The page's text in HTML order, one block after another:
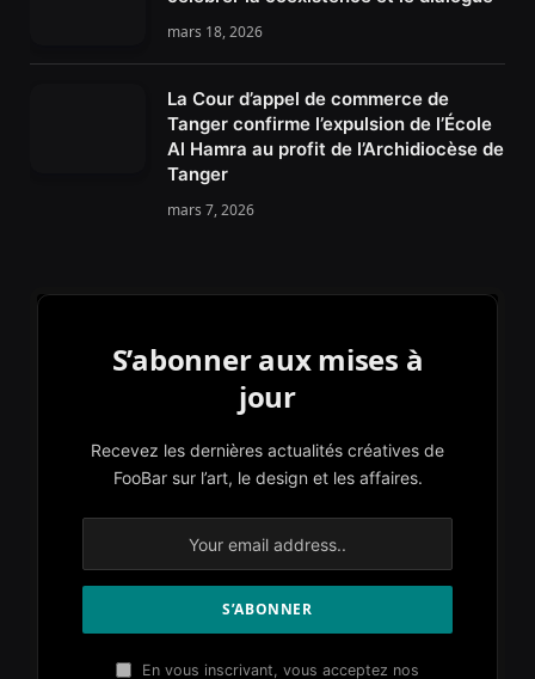
mars 18, 2026
La Cour d’appel de commerce de
Tanger confirme l’expulsion de l’École
Al Hamra au profit de l’Archidiocèse de
Tanger
mars 7, 2026
S’abonner aux mises à
jour
Recevez les dernières actualités créatives de
FooBar sur l’art, le design et les affaires.
En vous inscrivant, vous acceptez nos